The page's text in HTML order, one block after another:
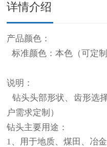
详情介绍
产品颜色：
标准颜色：本色（可定制
说明：
钻头头部形状、齿形选
户需求定制）
钻头主要用途：
1、用于地质、煤田、冶